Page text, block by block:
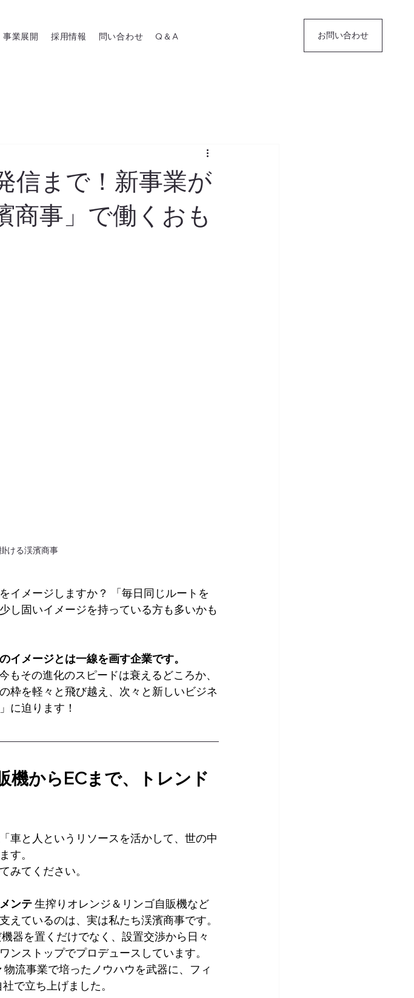
事業展開 採用情報 問い合わせ Q＆A お問い合わせ
信まで！新事業が
商事」で働くおも
ける渓濱商事
イメージしますか？ 「毎日同じルートを
固いイメージを持っている方も多いかも
イメージとは一線を画す企業です。
その進化のスピードは衰えるどころか、
枠を軽々と飛び越え、次々と新しいビジネ
に迫ります！
機からECまで、トレンド
車と人というリソースを活かして、世の中
す。
みてください。
ンテ 生搾りオレンジ＆リンゴ自販機など
ているのは、実は私たち渓濱商事です。
器を置くだけでなく、設置交渉から日々
ストップでプロデュースしています。
物流事業で培ったノウハウを武器に、フィ
で立ち上げました。